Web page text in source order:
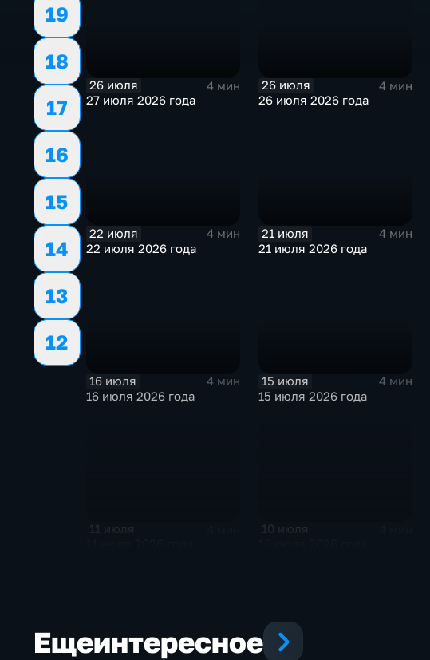
19
18
17
16
15
14
13
12
26 июля
4 мин
27 июля 2026 года
26 июля
4 мин
26 июля 2026 года
22 июля
4 мин
22 июля 2026 года
21 июля
4 мин
21 июля 2026 года
16 июля
4 мин
16 июля 2026 года
15 июля
4 мин
15 июля 2026 года
11 июля 10 июля
Ещеинтересное